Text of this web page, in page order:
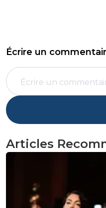
Écrire un
Articles